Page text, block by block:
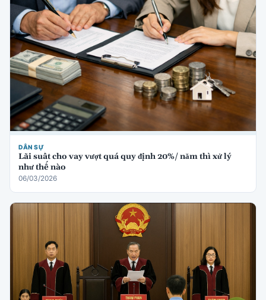
DÂN SỰ
Lãi suất cho vay vượt quá quy định 20%/ năm thì xử lý
như thế nào
06/03/2026